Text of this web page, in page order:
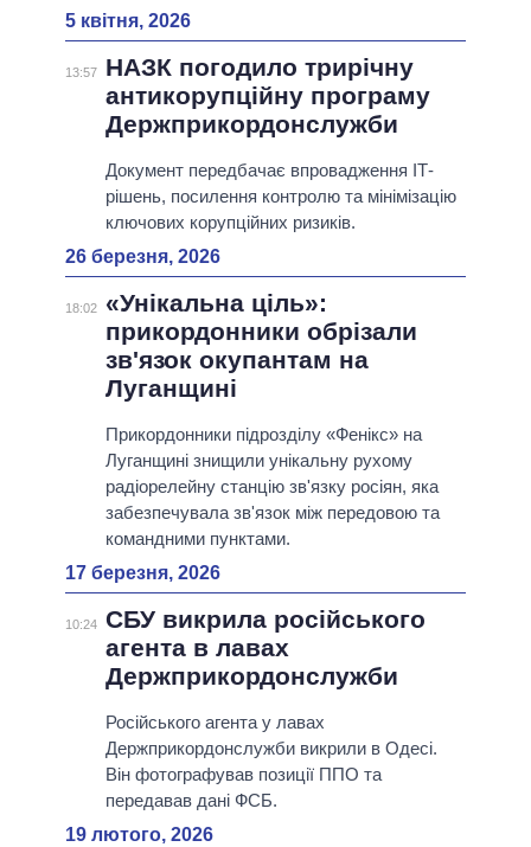
5 квітня, 2026
13:57
НАЗК погодило трирічну
антикорупційну програму
Держприкордонслужби
Документ передбачає впровадження ІТ-
рішень, посилення контролю та мінімізацію
ключових корупційних ризиків.
26 березня, 2026
18:02
«Унікальна ціль»:
прикордонники обрізали
зв'язок окупантам на
Луганщині
Прикордонники підрозділу «Фенікс» на
Луганщині знищили унікальну рухому
радіорелейну станцію зв'язку росіян, яка
забезпечувала зв'язок між передовою та
командними пунктами.
17 березня, 2026
10:24 СБУ викрила російського
агента в лавах
Держприкордонслужби
Російського агента у лавах
Держприкордонслужби викрили в Одесі.
Він фотографував позиції ППО та
передавав дані ФСБ.
19 лютого, 2026